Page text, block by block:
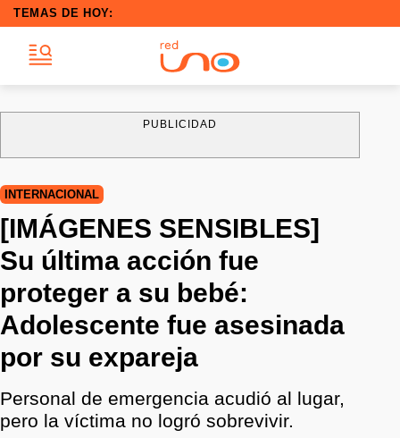
TEMAS DE HOY:
PUBLICIDAD
INTERNACIONAL
[IMÁGENES SENSIBLES]
Su última acción fue
proteger a su bebé:
Adolescente fue asesinada
por su expareja
Personal de emergencia acudió al lugar,
pero la víctima no logró sobrevivir.